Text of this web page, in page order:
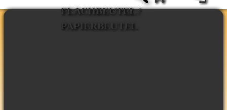
FLACHBEUTEL /
PAPIERBEUTEL